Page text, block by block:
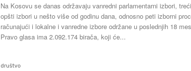
Na Kosovu se danas održavaju vanredni parlamentarni izbori, treći
opšti izbori u nešto više od godinu dana, odnosno peti izborni
računajući i lokalne i vanredne izbore održane u poslednjih 18
Pravo glasa ima 2.092.174 birača, koji će...
društvo